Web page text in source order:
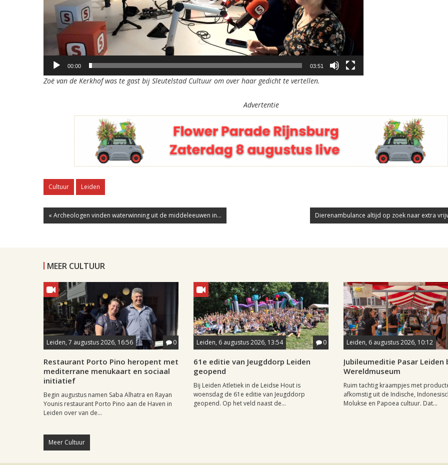
00:00 03:51
Zoë van de Kerkhof was te gast bij Sleutelstad Cultuur om over haar gedicht te vertellen.
Advertentie
Cultuur Leiden
« Archeologen vinden waterwinning uit de middeleeuwen in... Dierenambulance altijd op zoek naar extra
MEER CULTUUR
Leiden, 7 augustus 2026, 16:56 0
Restaurant Porto Pino heropent met
mediterrane menukaart en sociaal
initiatief
Begin augustus namen Saba Alhatra en Rayan
Younis restaurant Porto Pino aan de Haven in
Leiden over van de...
Leiden, 6 augustus 2026, 13:54 0
61e editie van Jeugddorp Leiden
geopend
Bij Leiden Atletiek in de Leidse Hout is
woensdag de 61e editie van Jeugddorp
geopend. Op het veld naast de...
Leiden, 6 augustus 2026, 10:12
Jubileumeditie Pasar Leiden
Wereldmuseum
Ruim tachtig kraampjes met
afkomstig uit de Indische,
Molukse en Papoea cultuur. Dat...
Meer Cultuur